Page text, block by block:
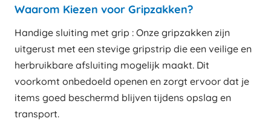
Waarom Kiezen voor Gripzakken?
Handige sluiting met grip : Onze gripzakken zijn
uitgerust met een stevige gripstrip die een veilige en
herbruikbare afsluiting mogelijk maakt. Dit
voorkomt onbedoeld openen en zorgt ervoor dat je
items goed beschermd blijven tijdens opslag en
transport.